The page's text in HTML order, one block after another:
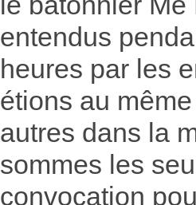
entendus
heures par les
étions au
autres dans la
sommes les
convocation